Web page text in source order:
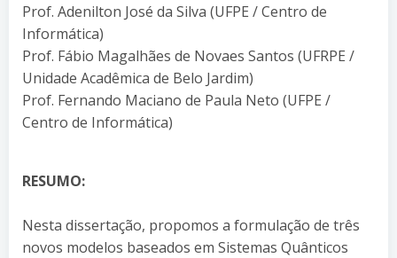
Prof. Adenilton José da Silva (UFPE / Centro de
Informática)
Prof. Fábio Magalhães de Novaes Santos (UFRPE /
Unidade Acadêmica de Belo Jardim)
Prof. Fernando Maciano de Paula Neto (UFPE /
Centro de Informática)
RESUMO:
Nesta dissertação, propomos a formulação de três
novos modelos baseados em Sistemas Quânticos